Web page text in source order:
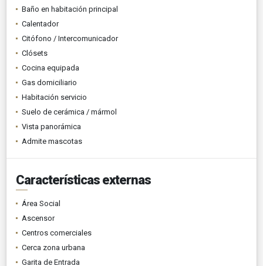
Baño en habitación principal
Calentador
Citófono / Intercomunicador
Clósets
Cocina equipada
Gas domiciliario
Habitación servicio
Suelo de cerámica / mármol
Vista panorámica
Admite mascotas
Características externas
Área Social
Ascensor
Centros comerciales
Cerca zona urbana
Garita de Entrada